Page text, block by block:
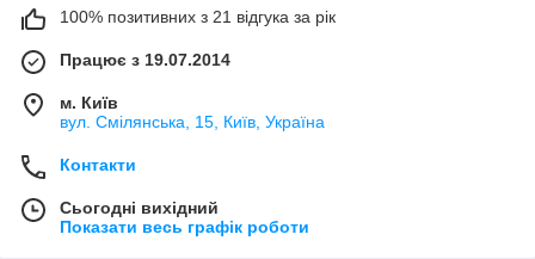
100% позитивних з 21 відгука за рік
Працює з 19.07.2014
м. Київ
вул. Смілянська, 15, Київ, Україна
Контакти
Сьогодні вихідний
Показати весь графік роботи